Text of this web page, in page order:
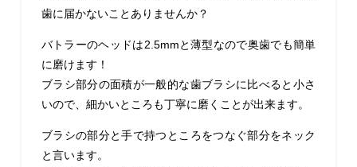
歯に届かないことありませんか？
バトラーのヘッドは2.5mmと薄型なので奥歯でも簡単
に磨けます！
ブラシ部分の面積が一般的な歯ブラシに比べると小さ
いので、細かいところも丁寧に磨くことが出来ます。
ブラシの部分と手で持つところをつなぐ部分をネック
と言います。